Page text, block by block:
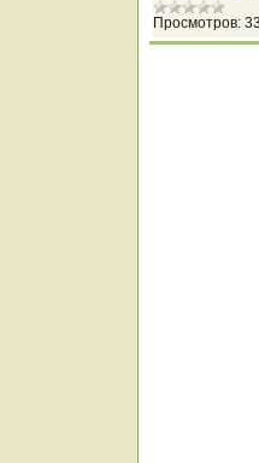
Просмотров: